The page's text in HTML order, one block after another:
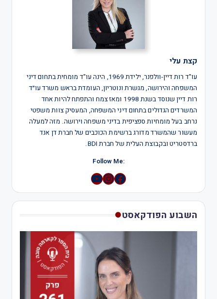
קצת עלי
עו"ד רות דיין-וולפנר, ילידת 1969, הינה עו"ד מומחית בתחום דיני
המשפחה והירושה, מגשרת ונוטריון, העומדת בראש משרד עו״ד
רות דיין שנוסד בשנת 1998 ומאז צמח והתפתח להיות אחד
המשרדים הגדולים בתחום דיני המשפחה, המעסיק צוות משפטי
נרחב בעל מומחיות ספציפית בדיני משפחה וירושה. מזה למעלה
מעשור שהמשרד מדורג ברשימת הכוכבים של חברת דן אנד
ברדסטריט ובקבוצת העלית של חברת BDI.
:Follow Me
Instagram
YouTube
השבוע הפודקאסט